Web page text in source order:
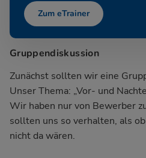
Zum eTrainer
Gruppendiskussion
Zunächst sollten wir eine
Unser Thema: „Vor- und
Wir haben nur von Bewerber
sollten uns so verhalten, als
nicht da wären.